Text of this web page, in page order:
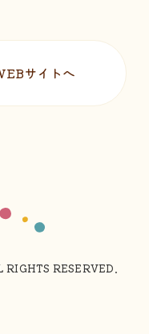
サイトへ
RESERVED.